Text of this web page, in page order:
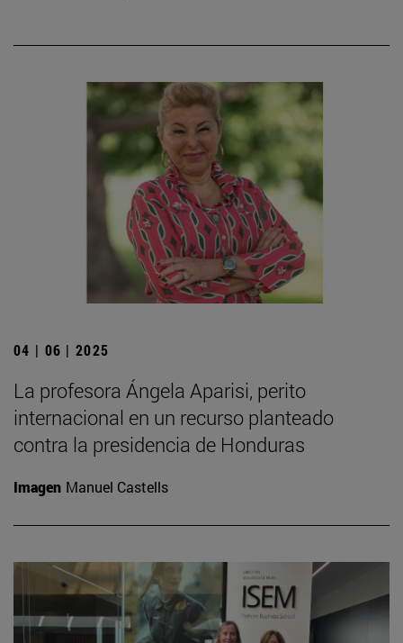
04 | 06 | 2025
La profesora Ángela Aparisi, perito
internacional en un recurso planteado
contra la presidencia de Honduras
Imagen Manuel Castells